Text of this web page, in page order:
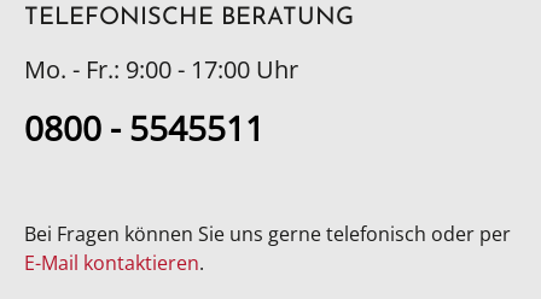
TELEFONISCHE BERATUNG
Mo. - Fr.: 9:00 - 17:00 Uhr
0800 - 5545511
Bei Fragen können Sie uns gerne telefonisch oder per
E-Mail kontaktieren.